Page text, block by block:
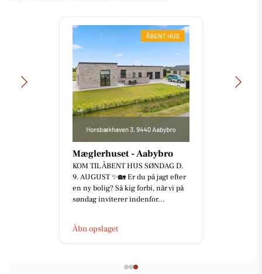
Mæglerhuset - Aabybro
KOM TIL ÅBENT HUS SØNDAG D.
9. AUGUST ✨🏡 Er du på jagt efter
en ny bolig? Så kig forbi, når vi på
søndag inviterer indenfor...
Åbn opslaget